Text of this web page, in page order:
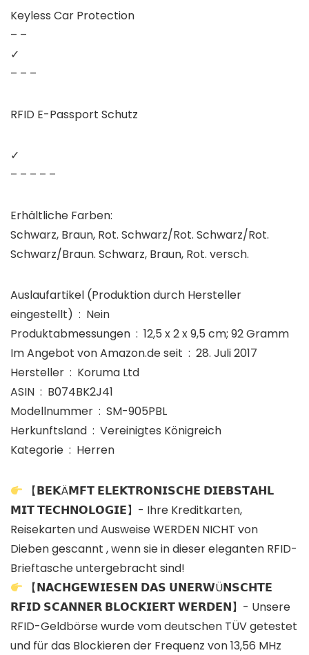
Keyless Car Protection
– –
✓
– – –
RFID E-Passport Schutz
✓
– – – – –
Erhältliche Farben:
Schwarz, Braun, Rot. Schwarz/Rot. Schwarz/Rot.
Schwarz/Braun. Schwarz, Braun, Rot. versch.
Auslaufartikel (Produktion durch Hersteller
eingestellt) ‏ : ‎ Nein
Produktabmessungen ‏ : ‎ 12,5 x 2 x 9,5 cm; 92 Gramm
Im Angebot von Amazon.de seit ‏ : ‎ 28. Juli 2017
Hersteller ‏ : ‎ Koruma Ltd
ASIN ‏ : ‎ B074BK2J41
Modellnummer ‏ : ‎ SM-905PBL
Herkunftsland ‏ : ‎ Vereinigtes Königreich
Kategorie ‏ : ‎ Herren
【𝗕𝗘𝗞Ä𝗠𝗙𝗧 𝗘𝗟𝗘𝗞𝗧𝗥𝗢𝗡𝗜𝗦𝗖𝗛𝗘 𝗗𝗜𝗘𝗕𝗦𝗧𝗔𝗛𝗟
𝗠𝗜𝗧 𝗧𝗘𝗖𝗛𝗡𝗢𝗟𝗢𝗚𝗜𝗘】- Ihre Kreditkarten,
Reisekarten und Ausweise WERDEN NICHT von
Dieben gescannt , wenn sie in dieser eleganten RFID-
Brieftasche untergebracht sind!
【𝗡𝗔𝗖𝗛𝗚𝗘𝗪𝗜𝗘𝗦𝗘𝗡 𝗗𝗔𝗦 𝗨𝗡𝗘𝗥𝗪Ü𝗡𝗦𝗖𝗛𝗧𝗘
𝗥𝗙𝗜𝗗 𝗦𝗖𝗔𝗡𝗡𝗘𝗥 𝗕𝗟𝗢𝗖𝗞𝗜𝗘𝗥𝗧 𝗪𝗘𝗥𝗗𝗘𝗡】- Unsere
RFID-Geldbörse wurde vom deutschen TÜV getestet
und für das Blockieren der Frequenz von 13,56 MHz